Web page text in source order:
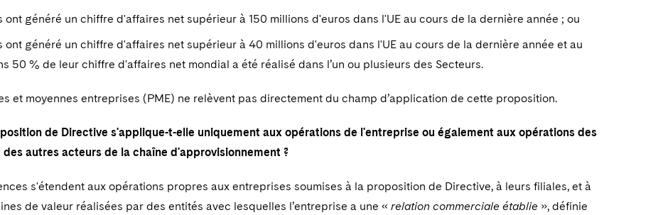
ont généré un chiffre d'affaires net supérieur à 150 millions d'euros dans l'UE au cours de la dernière année ; ou
ont généré un chiffre d'affaires net supérieur à 40 millions d'euros dans l'UE au cours de la dernière année et au
50 % de leur chiffre d'affaires net mondial a été réalisé dans l’un ou plusieurs des Secteurs.
et moyennes entreprises (PME) ne relèvent pas directement du champ d’application de cette proposition.
de Directive s'applique-t-elle uniquement aux opérations de l'entreprise ou également aux opérations des
autres acteurs de la chaîne d'approvisionnement ?
s'étendent aux opérations propres aux entreprises soumises à la proposition de Directive, à leurs filiales, et à
de valeur réalisées par des entités avec lesquelles l’entreprise a une « relation commerciale établie », définie